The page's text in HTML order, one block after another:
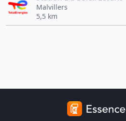
Malvillers
5,5 km